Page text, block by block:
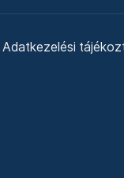
Adatkezelési